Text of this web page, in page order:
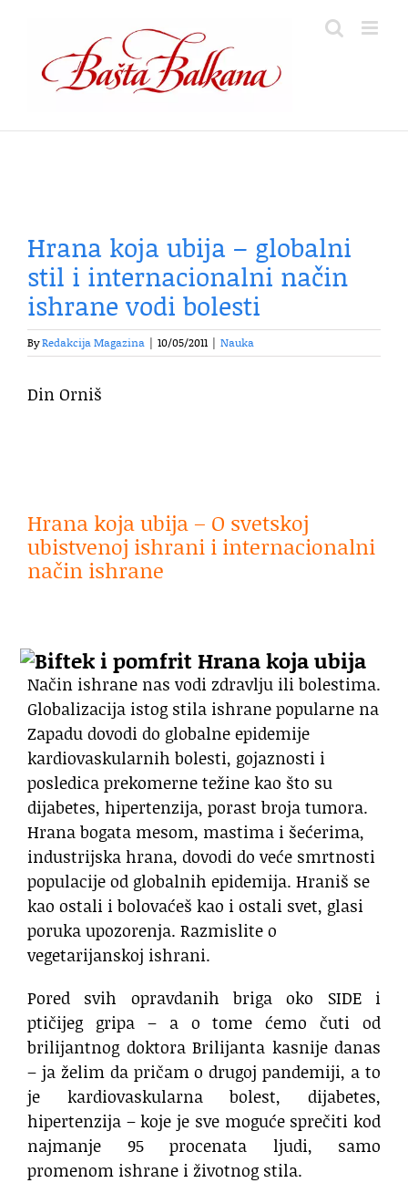
content
Hrana koja ubija – globalni
stil i internacionalni način
ishrane vodi bolesti
ByRedakcija Magazina 10/05/2011 Nauka
Din Orniš
Hrana koja ubija – O svetskoj
ubistvenoj ishrani i internacionalni
način ishrane
Način ishrane nas vodi zdravlju ili bolestima.
Globalizacija istog stila ishrane popularne na
Zapadu dovodi do globalne epidemije
kardiovaskularnih bolesti, gojaznosti i
posledica prekomerne težine kao što su
dijabetes, hipertenzija, porast broja tumora.
Hrana bogata mesom, mastima i šećerima,
industrijska hrana, dovodi do veće smrtnosti
populacije od globalnih epidemija. Hraniš se
kao ostali i bolovaćeš kao i ostali svet, glasi
poruka upozorenja. Razmislite o
vegetarijanskoj ishrani.
Pored svih opravdanih briga oko SIDE i
ptičijeg gripa – a o tome ćemo čuti od
brilijantnog doktora Brilijanta kasnije danas
– ja želim da pričam o drugoj pandemiji, a to
je kardiovaskularna bolest, dijabetes,
hipertenzija – koje je sve moguće sprečiti kod
najmanje 95 procenata ljudi, samo
promenom ishrane i životnog stila.